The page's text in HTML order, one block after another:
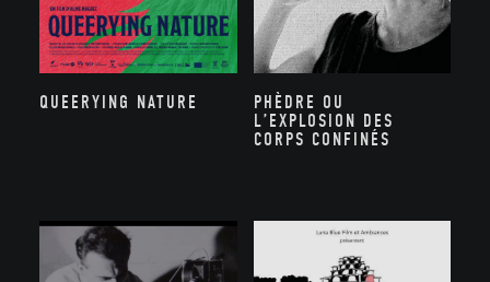
QUEERYING NATURE
PHÈDRE OU
L’EXPLOSION DES
CORPS CONFINÉS